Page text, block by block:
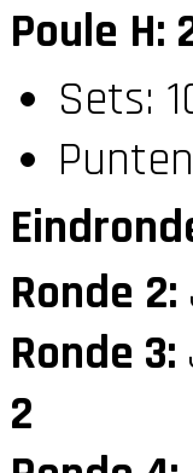
Poule H:
Sets:
Ronde 2:
Ronde 3:
2